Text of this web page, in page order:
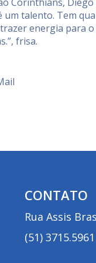
um talento. Tem
energia para
frisa.
CONTATO
Rua Assis
(51) 3715.5961